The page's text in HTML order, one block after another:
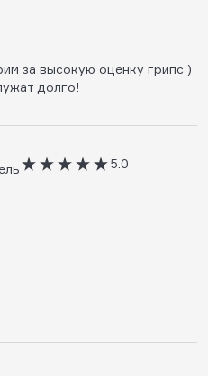
за высокую оценку грипс )
долго!
5.0